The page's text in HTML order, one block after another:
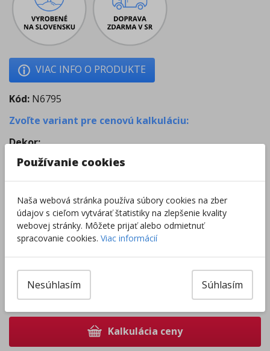
VIAC INFO O PRODUKTE
Kód: N6795
Zvoľte variant pre cenovú kalkuláciu:
Dekor:
Cena:dohodou
+
Kalkulácia ceny
Používanie cookies
Naša webová stránka používa súbory cookies na zber
údajov s cieľom vytvárať štatistiky na zlepšenie kvality
webovej stránky. Môžete prijať alebo odmietnuť
spracovanie cookies. Viac informácií
Súhlasím
Nesúhlasím